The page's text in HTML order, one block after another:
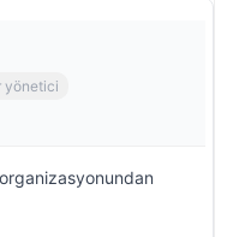
yönetici